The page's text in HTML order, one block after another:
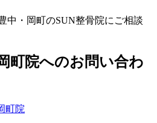
中・岡町のSUN整骨院にご相談
町院へのお問い合わ